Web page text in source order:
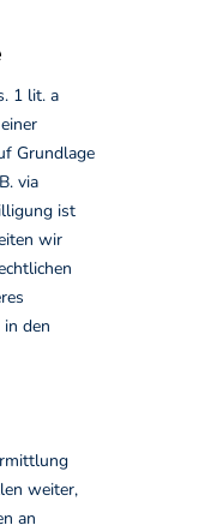
1 lit. a
Grundlage
via
ist
wir
den
weiter,
an